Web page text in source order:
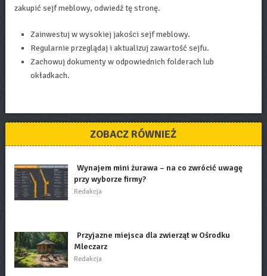
zakupić sejf meblowy, odwiedź tę stronę.
Zainwestuj w wysokiej jakości sejf meblowy.
Regularnie przeglądaj i aktualizuj zawartość sejfu.
Zachowuj dokumenty w odpowiednich folderach lub
okładkach.
ZOBACZ RÓWNIEŻ
Wynajem mini żurawa – na co zwrócić uwagę
przy wyborze firmy?
Redakcja
Przyjazne miejsca dla zwierząt w Ośrodku
Mleczarz
Redakcja